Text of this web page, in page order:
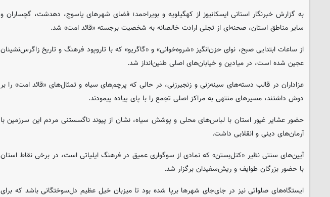
به گزارش خبرنگار استانی ایسکانیوز از کهگیلویه و بویراحمد؛ فضای شهرهای یاسوج، دهدشت، گچساران و
سایر مناطق استان، صحنه‌ای از تجلی ارادت خالصانه به شخصیت برجسته «قائد امت» شد.
از ساعات ابتدایی صبح، نوای حزن‌انگیز «شروه‌خوانی» و «گاگریو» که با تاروپود فرهنگ و تاریخ زاگرس‌نشینان
عجین شده است، در میادین و خیابان‌های اصلی طنین‌انداز شد.
عزاداران در قالب دسته‌های سینه‌زنی و زنجیرزنی، در حالی که پرچم‌های سیاه و تمثال‌های «قائد امت» را بر
دوش داشتند، مسیرهای منتهی به مراکز اصلی تجمع را با پای پیاده پیمودند.
حضور عشایر غیور استان با لباس‌های محلی و پوشش سیاه، نشان از پیوند ناگسستنی مردم این سرزمین با
آرمان‌های دینی و انقلابی داشت.
آیین‌های سنتی نظیر «کتل‌بستن» که نمادی از سوگواری عمیق در فرهنگ ایلیاتی است، در برخی نقاط استان
با حضور بزرگان طوایف و ریش‌سفیدان برگزار شد.
‌ایستگاه‌های صلواتی نیز در جای‌جای شهرها برپا شده بود تا میزبان خیل عظیم دل‌سوختگانی باشد که برای